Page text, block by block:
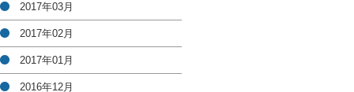
2017年03月
2017年02月
2017年01月
2016年12月